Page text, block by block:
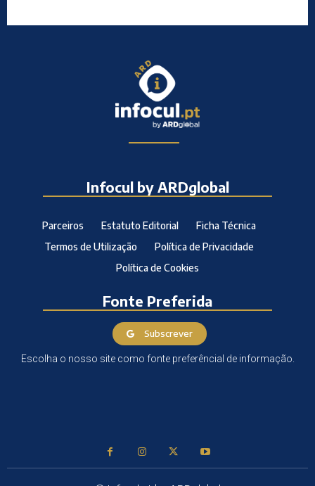
Infocul by ARDglobal
Parceiros Estatuto Editorial
Ficha Técnica
Termos de Utilização
Política de Privacidade
Política de Cookies
Fonte Preferida
Subscrever
Escolha o nosso site como fonte preferêncial de informação.